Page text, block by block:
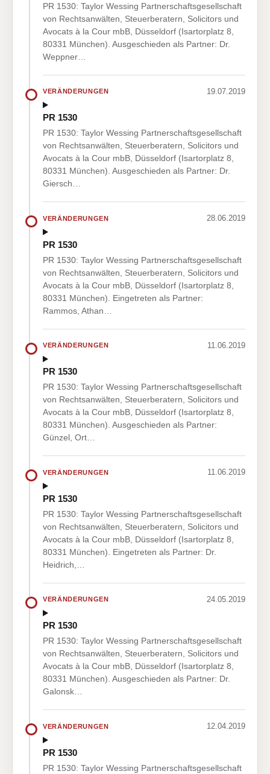
PR 1530: Taylor Wessing Partnerschaftsgesellschaft
von Rechtsanwälten, Steuerberatern, Solicitors und
Avocats à la Cour mbB, Düsseldorf (Isartorplatz 8,
80331 München). Ausgeschieden als Partner: Dr.
Weppner…
VERÄNDERUNGEN 19.07.2019
PR 1530
PR 1530: Taylor Wessing Partnerschaftsgesellschaft
von Rechtsanwälten, Steuerberatern, Solicitors und
Avocats à la Cour mbB, Düsseldorf (Isartorplatz 8,
80331 München). Ausgeschieden als Partner: Dr.
Giersch…
VERÄNDERUNGEN 28.06.2019
PR 1530
PR 1530: Taylor Wessing Partnerschaftsgesellschaft
von Rechtsanwälten, Steuerberatern, Solicitors und
Avocats à la Cour mbB, Düsseldorf (Isartorplatz 8,
80331 München). Eingetreten als Partner:
Rammos, Athan…
VERÄNDERUNGEN 11.06.2019
PR 1530
PR 1530: Taylor Wessing Partnerschaftsgesellschaft
von Rechtsanwälten, Steuerberatern, Solicitors und
Avocats à la Cour mbB, Düsseldorf (Isartorplatz 8,
80331 München). Ausgeschieden als Partner:
Günzel, Ort…
VERÄNDERUNGEN 11.06.2019
PR 1530
PR 1530: Taylor Wessing Partnerschaftsgesellschaft
von Rechtsanwälten, Steuerberatern, Solicitors und
Avocats à la Cour mbB, Düsseldorf (Isartorplatz 8,
80331 München). Eingetreten als Partner: Dr.
Heidrich,…
VERÄNDERUNGEN 24.05.2019
PR 1530
PR 1530: Taylor Wessing Partnerschaftsgesellschaft
von Rechtsanwälten, Steuerberatern, Solicitors und
Avocats à la Cour mbB, Düsseldorf (Isartorplatz 8,
80331 München). Ausgeschieden als Partner: Dr.
Galonsk…
VERÄNDERUNGEN 12.04.2019
PR 1530
PR 1530: Taylor Wessing Partnerschaftsgesellschaft